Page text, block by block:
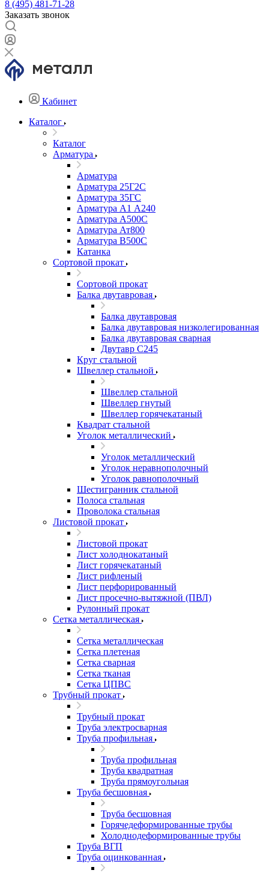
8 (495) 481-71-28
Заказать звонок
Кабинет
Каталог
Каталог
Арматура
Арматура
Арматура 25Г2С
Арматура 35ГС
Арматура А1 А240
Арматура А500С
Арматура Ат800
Арматура В500С
Катанка
Сортовой прокат
Сортовой прокат
Балка двутавровая
Балка двутавровая
Балка двутавровая низколегированная
Балка двутавровая сварная
Двутавр С245
Круг стальной
Швеллер стальной
Швеллер стальной
Швеллер гнутый
Швеллер горячекатаный
Квадрат стальной
Уголок металлический
Уголок металлический
Уголок неравнополочный
Уголок равнополочный
Шестигранник стальной
Полоса стальная
Проволока стальная
Листовой прокат
Листовой прокат
Лист холоднокатаный
Лист горячекатаный
Лист рифленый
Лист перфорированный
Лист просечно-вытяжной (ПВЛ)
Рулонный прокат
Сетка металлическая
Сетка металлическая
Сетка плетеная
Сетка сварная
Сетка тканая
Сетка ЦПВС
Трубный прокат
Трубный прокат
Труба электросварная
Труба профильная
Труба профильная
Труба квадратная
Труба прямоугольная
Труба бесшовная
Труба бесшовная
Горячедеформированные трубы
Холоднодеформированные трубы
Труба ВГП
Труба оцинкованная